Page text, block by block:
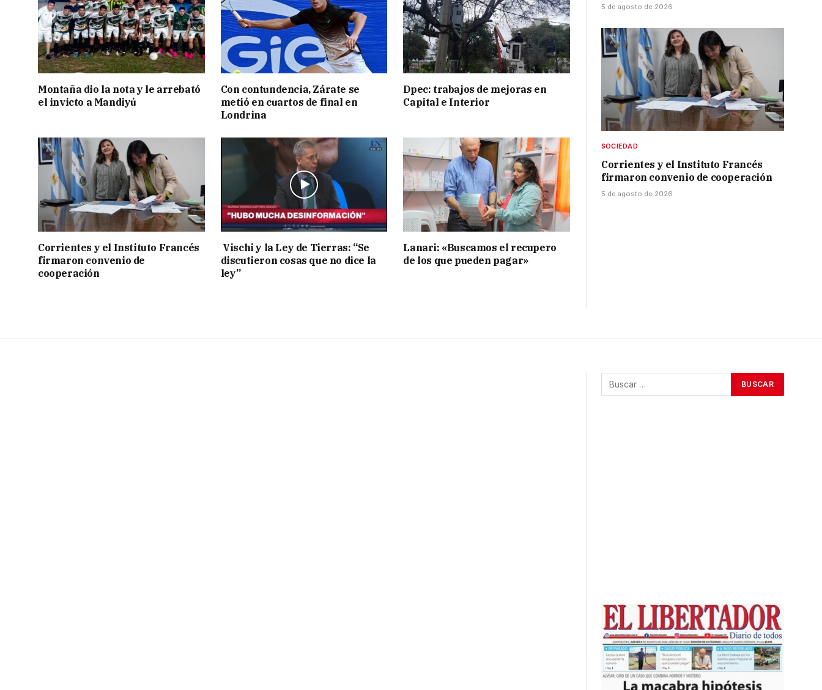
Montaña dio la nota y le arrebató
el invicto a Mandiyú
Con contundencia, Zárate se
metió en cuartos de final en
Londrina
Dpec: trabajos de mejoras en
Capital e Interior
Corrientes y el Instituto Francés
firmaron convenio de
cooperación
Vischi y la Ley de Tierras: “Se
discutieron cosas que no dice la
ley”
Lanari: «Buscamos el recupero
de los que pueden pagar»
5 de agosto de 2026
SOCIEDAD
Corrientes y el Instituto Francés
firmaron convenio de cooperación
5 de agosto de 2026